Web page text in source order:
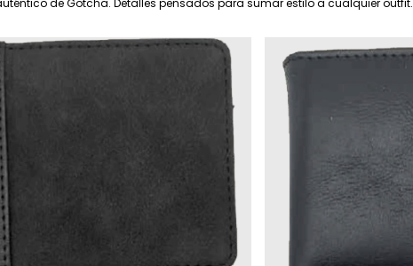
de Gotcha. Detalles pensados para sumar estilo a cualquier outfit.